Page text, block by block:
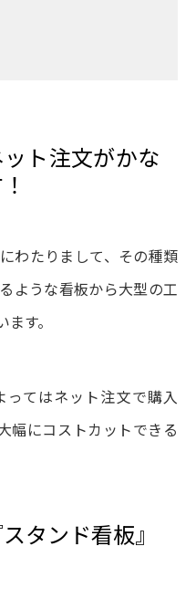
ト注文がかな
わたりまして、その種類
ような看板から大型の工
す。
てはネット注文で購入
幅にコストカットできる
タンド看板』